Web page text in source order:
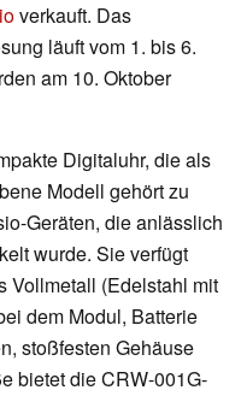
verkauft. Das
läuft vom 1. bis 6.
am 10. Oktober
Digitaluhr, die als
Modell gehört zu
Geräten, die anlässlich
wurde. Sie verfügt
Vollmetall (Edelstahl mit
dem Modul, Batterie
stoßfesten Gehäuse
bietet die CRW-001G-